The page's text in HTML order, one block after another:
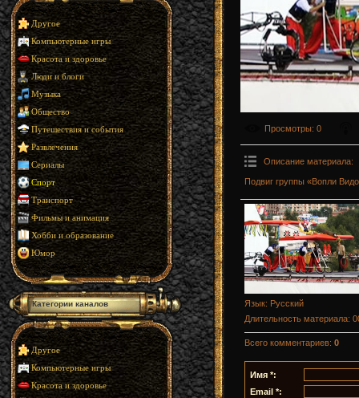
Другое
Компьютерные игры
Красота и здоровье
Люди и блоги
Музыка
Общество
Путешествия и события
Развлечения
Сериалы
Спорт
Транспорт
Фильмы и анимация
Хобби и образование
Юмор
Категории каналов
Другое
Компьютерные игры
Красота и здоровье
Просмотры: 0
Описание материала:
Подвиг группы «Вопли
Язык: Русский
Длительность материала:
Всего комментариев: 0
Имя *:
Email *: